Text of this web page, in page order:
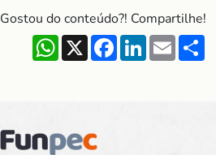
Gostou do conteúdo?! Compartilhe!
WhatsApp
X FacebookLinkedIn
Email